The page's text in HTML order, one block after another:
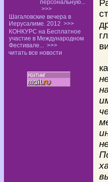
персональную...
>>>
Шагаловские вечера в
Иерусалиме. 2012 >>>
КОНКУРС на Бесплатное
участие в Международном
Фестивале... >>>
читать все новости